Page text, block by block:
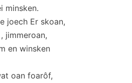
minsken.
joech Er skoan,
jimmeroan,
en winsken
oan foarôf,